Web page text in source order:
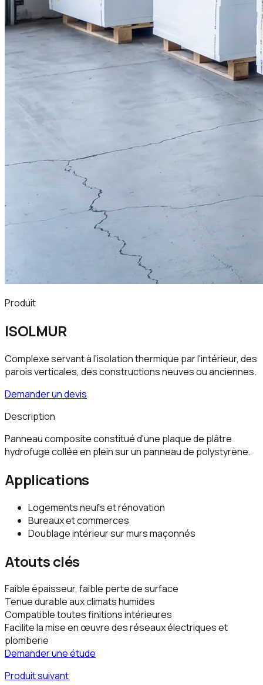
Produit
ISOLMUR
Complexe servant à l'isolation thermique par l'intérieur, des
parois verticales, des constructions neuves ou anciennes.
Demander un devis
Description
Panneau composite constitué d'une plaque de plâtre
hydrofuge collée en plein sur un panneau de polystyrène.
Applications
Logements neufs et rénovation
Bureaux et commerces
Doublage intérieur sur murs maçonnés
Atouts clés
Faible épaisseur, faible perte de surface
Tenue durable aux climats humides
Compatible toutes finitions intérieures
Facilite la mise en œuvre des réseaux électriques et
plomberie
Demander une étude
Produit suivant